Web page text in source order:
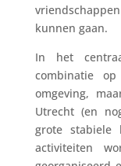
kunnen gaan.
In het
combinatie
omgeving,
Utrecht (en
grote stabiele
activiteiten